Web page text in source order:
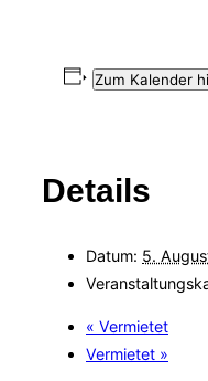
Zum Kalender
Details
Datum: 5.
« Vermietet
Vermietet »